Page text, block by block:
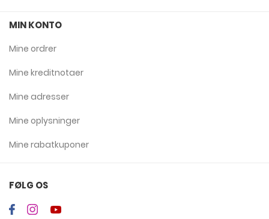
MIN KONTO
Mine ordrer
Mine kreditnotaer
Mine adresser
Mine oplysninger
Mine rabatkuponer
FØLG OS